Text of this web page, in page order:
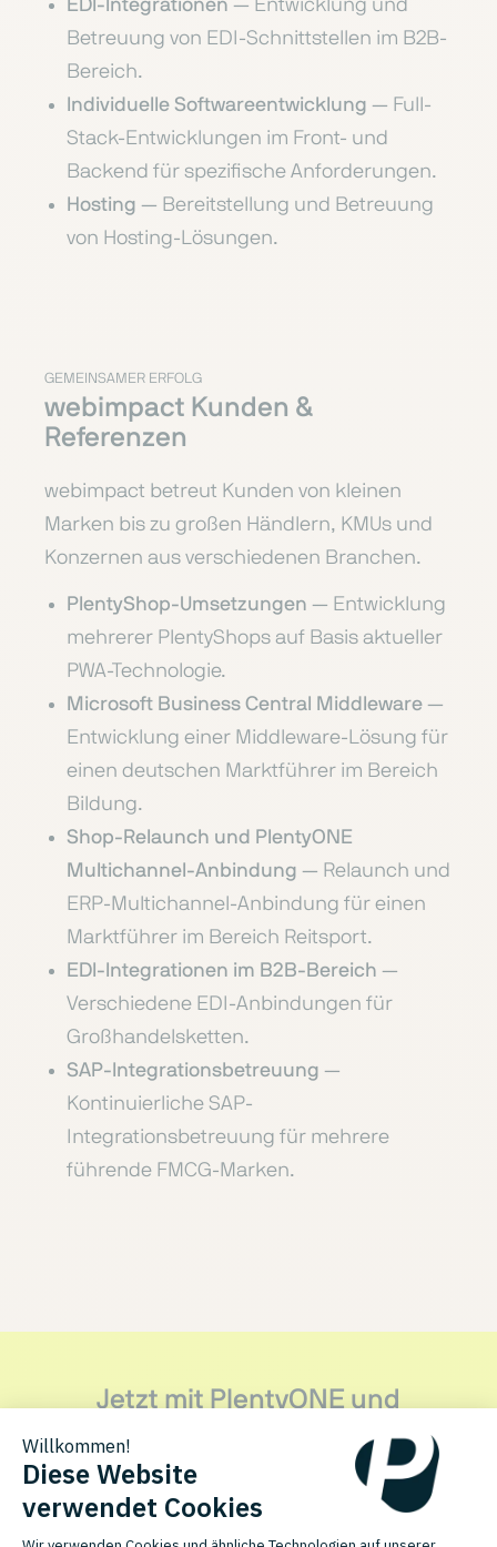
EDI-Integrationen — Entwicklung und
Betreuung von EDI-Schnittstellen im B2B-
Bereich.
Individuelle Softwareentwicklung — Full-
Stack-Entwicklungen im Front- und
Backend für spezifische Anforderungen.
Hosting — Bereitstellung und Betreuung
von Hosting-Lösungen.
GEMEINSAMER ERFOLG
webimpact Kunden &
Referenzen
webimpact betreut Kunden von kleinen
Marken bis zu großen Händlern, KMUs und
Konzernen aus verschiedenen Branchen.
PlentyShop-Umsetzungen — Entwicklung
mehrerer PlentyShops auf Basis aktueller
PWA-Technologie.
Microsoft Business Central Middleware —
Entwicklung einer Middleware-Lösung für
einen deutschen Marktführer im Bereich
Bildung.
Shop-Relaunch und PlentyONE
Multichannel-Anbindung — Relaunch und
ERP-Multichannel-Anbindung für einen
Marktführer im Bereich Reitsport.
EDI-Integrationen im B2B-Bereich —
Verschiedene EDI-Anbindungen für
Großhandelsketten.
SAP-Integrationsbetreuung —
Kontinuierliche SAP-
Integrationsbetreuung für mehrere
führende FMCG-Marken.
Jetzt mit PlentyONE und
Finden Sie heraus, wie dieser PlentyONE Agenturpartner
Ihr Wachstum unterstützen kann.